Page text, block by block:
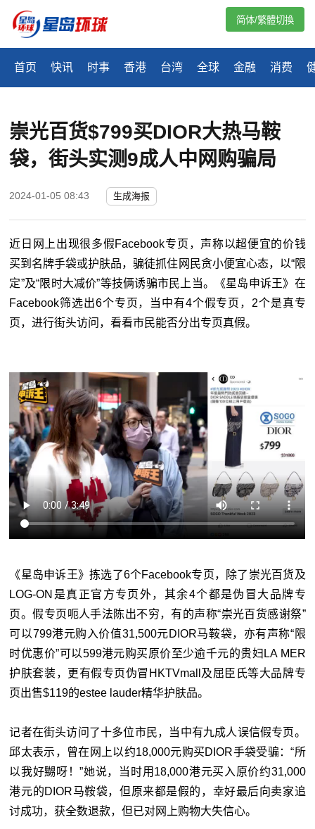
首页 快讯 时事 香港 台湾 全球 金融 消费
简体/繁體切換
崇光百货$799买DIOR大热马鞍
袋，街头实测9成人中网购骗局
2024-01-05 08:43 生成海报
近日网上出现很多假Facebook专页，声称以超便宜的价钱
买到名牌手袋或护肤品，骗徒抓住网民贪小便宜心态，以“限
定”及“限时大减价”等技俩诱骗市民上当。《星岛申诉王》在
Facebook筛选出6个专页，当中有4个假专页，2个是真专
页，进行街头访问，看看市民能否分出专页真假。
《星岛申诉王》拣选了6个Facebook专页，除了崇光百货及
LOG-ON是真正官方专页外，其余4个都是伪冒大品牌专
页。假专页呃人手法陈出不穷，有的声称“崇光百货感谢祭”
可以799港元购入价值31,500元DIOR马鞍袋，亦有声称“限
时优惠价”可以599港元购买原价至少逾千元的贵妇LA MER
护肤套装，更有假专页伪冒HKTVmall及屈臣氏等大品牌专
页出售$119的estee lauder精华护肤品。
记者在街头访问了十多位市民，当中有九成人误信假专页。
邱太表示，曾在网上以约18,000元购买DIOR手袋受骗：“所
以我好嬲呀！”她说，当时用18,000港元买入原价约31,000
港元的DIOR马鞍袋，但原来都是假的，幸好最后向卖家追
讨成功，获全数退款，但已对网上购物大失信心。